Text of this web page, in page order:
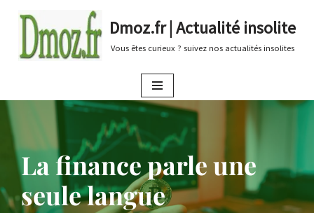
au
Dmoz.fr | Actualité insolite
Vous êtes curieux ? suivez nos actualités insolites
La finance parle une
seule langue